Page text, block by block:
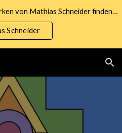
Die Übersichtsseite zu den Werken von Mathias Schneider finden Sie unter nachfolgendem Link:
Schneider